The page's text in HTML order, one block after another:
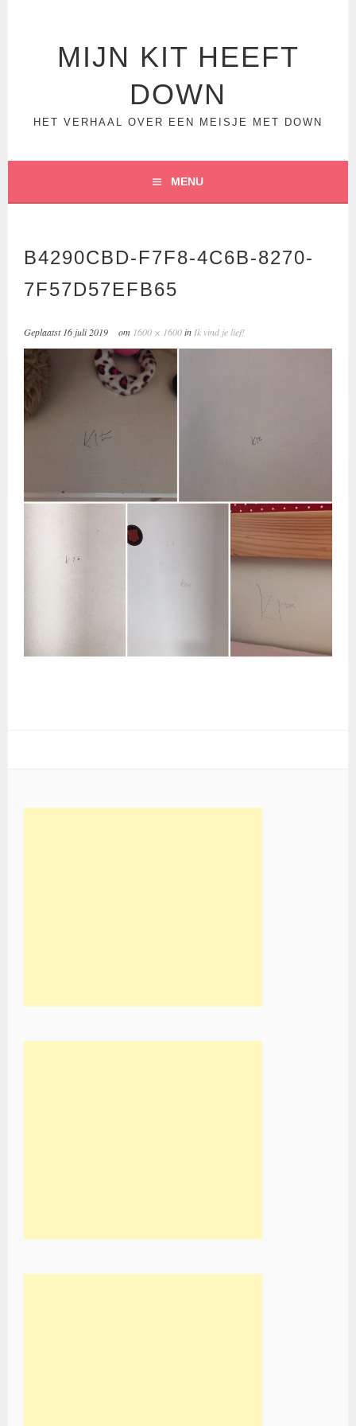
MIJN KIT HEEFT
DOWN
HET VERHAAL OVER EEN MEISJE MET DOWN
MENU
B4290CBD-F7F8-4C6B-8270-
7F57D57EFB65
Geplaatst 16 juli 2019 om 1600 × 1600in Ik vind je lief!